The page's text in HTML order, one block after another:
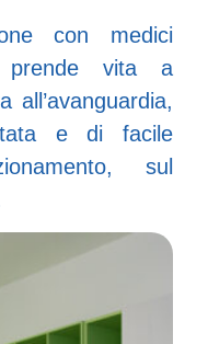
con medici
prende vita a
all’avanguardia,
e di facile
sul